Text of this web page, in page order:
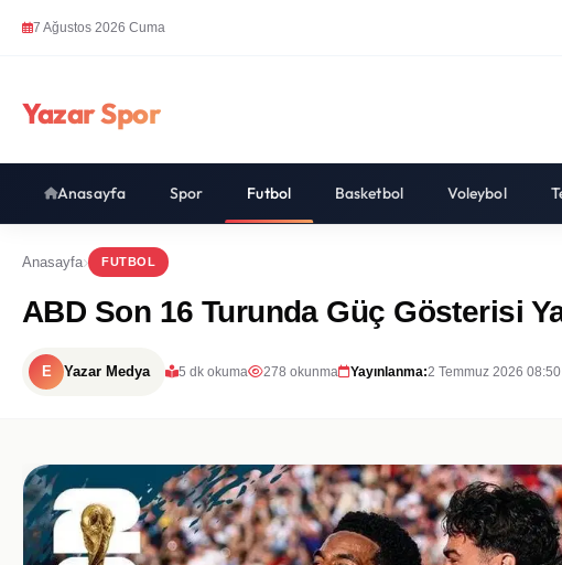
7 Ağustos 2026 Cuma
Yazar Spor
Anasayfa Spor Futbol Basketbol Voleybol
Anasayfa FUTBOL
ABD Son 16 Turunda Güç Gösterisi
E Yazar Medya 5 dk okuma 278 okunma Yayınlanma:2 Temmuz 2026 08:50